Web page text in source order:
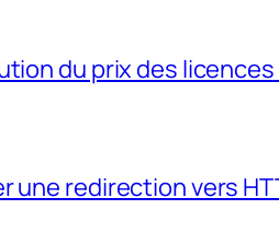
du prix des
une redirection vers